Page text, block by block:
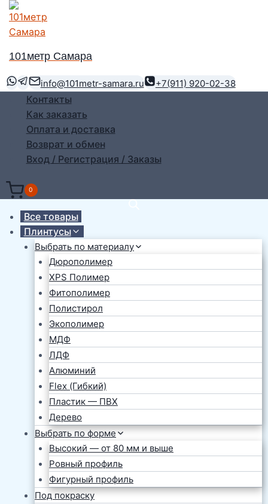
Перейти
содержимому
101метр Самара
info@101metr-samara.ru +7(911) 920-02-38
Контакты
Как заказать
Оплата и доставка
Возврат и обмен
Вход / Регистрация / Заказы
0
Все товары
Плинтусы
Выбрать по материалу
Дюрополимер
XPS Полимер
Фитополимер
Полистирол
Экополимер
МДФ
ЛДФ
Алюминий
Flex (Гибкий)
Пластик — ПВХ
Дерево
Выбрать по форме
Высокий — от 80 мм и выше
Ровный профиль
Фигурный профиль
Под покраску